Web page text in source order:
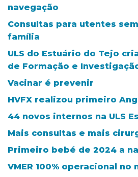
navegação
Consultas para utentes
família
ULS do Estuário do Tejo
de Formação e
Vacinar é prevenir
HVFX realizou primeiro
44 novos internos na ULS
Mais consultas e mais
Primeiro bebé de 2024 a
VMER 100% operacional no